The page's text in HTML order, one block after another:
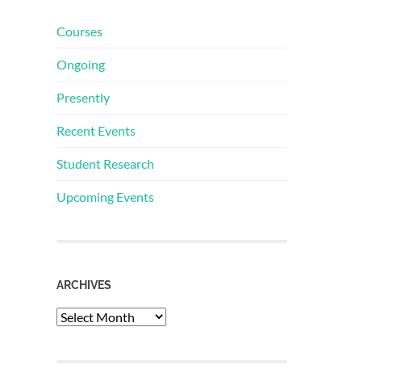
Courses
Ongoing
Presently
Recent Events
Student Research
Upcoming Events
ARCHIVES
Archives